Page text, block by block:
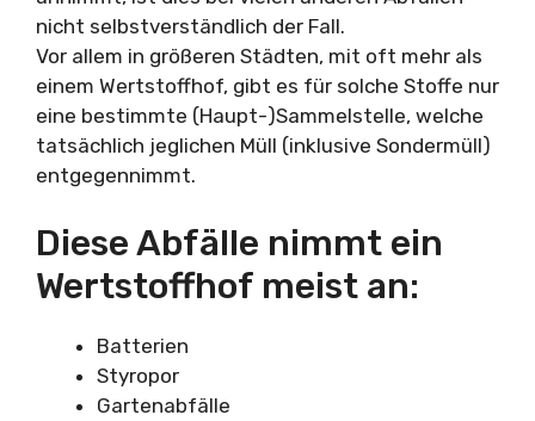
nicht selbstverständlich der Fall.
Vor allem in größeren Städten, mit oft mehr als
einem Wertstoffhof, gibt es für solche Stoffe nur
eine bestimmte (Haupt-)Sammelstelle, welche
tatsächlich jeglichen Müll (inklusive Sondermüll)
entgegennimmt.
Diese Abfälle nimmt ein
Wertstoffhof meist an:
Batterien
Styropor
Gartenabfälle